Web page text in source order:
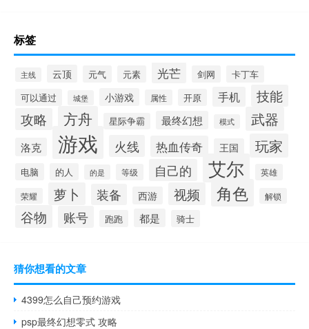
标签
主线 云顶 元气 元素 光芒 剑网
卡丁车
可以通过
城堡 小游戏 属性 开原 手机
技能
攻略
方舟 星际争霸 最终幻想 模式 武器
洛克 游戏 火线 热血传奇 王国 玩家
电脑 的人 的是 等级 自己的 艾尔 英雄
荣耀 萝卜 装备 西游 视频 角色 解锁
谷物 账号 跑跑 都是 骑士
猜你想看的文章
4399怎么自己预约游戏
psp最终幻想零式 攻略